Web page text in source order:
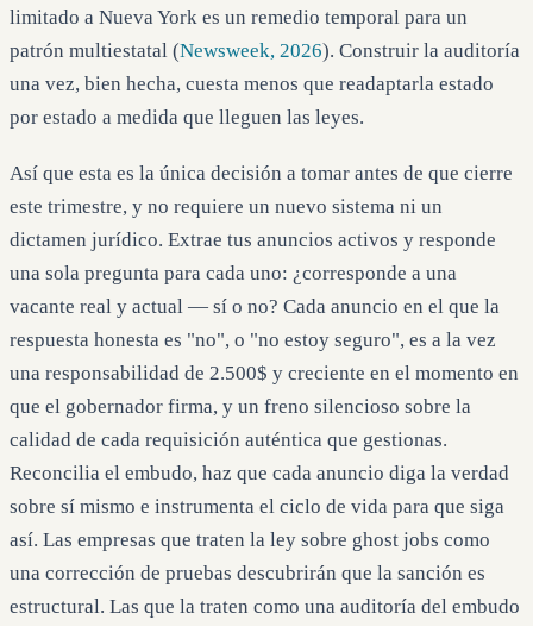
limitado a Nueva York es un remedio temporal para un
patrón multiestatal (Newsweek, 2026). Construir la auditoría
una vez, bien hecha, cuesta menos que readaptarla estado
por estado a medida que lleguen las leyes.
Así que esta es la única decisión a tomar antes de que cierre
este trimestre, y no requiere un nuevo sistema ni un
dictamen jurídico. Extrae tus anuncios activos y responde
una sola pregunta para cada uno: ¿corresponde a una
vacante real y actual — sí o no? Cada anuncio en el que la
respuesta honesta es "no", o "no estoy seguro", es a la vez
una responsabilidad de 2.500$ y creciente en el momento en
que el gobernador firma, y un freno silencioso sobre la
calidad de cada requisición auténtica que gestionas.
Reconcilia el embudo, haz que cada anuncio diga la verdad
sobre sí mismo e instrumenta el ciclo de vida para que siga
así. Las empresas que traten la ley sobre ghost jobs como
una corrección de pruebas descubrirán que la sanción es
estructural. Las que la traten como una auditoría del embudo